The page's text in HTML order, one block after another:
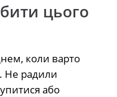
цього
коли варто
Не радили
або